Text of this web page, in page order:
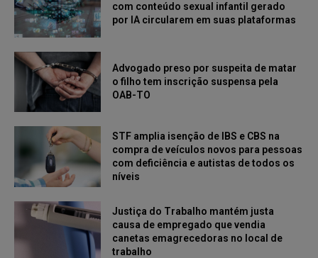
com conteúdo sexual infantil gerado
por IA circularem em suas plataformas
Advogado preso por suspeita de matar
o filho tem inscrição suspensa pela
OAB-TO
STF amplia isenção de IBS e CBS na
compra de veículos novos para pessoas
com deficiência e autistas de todos os
níveis
Justiça do Trabalho mantém justa
causa de empregado que vendia
canetas emagrecedoras no local de
trabalho